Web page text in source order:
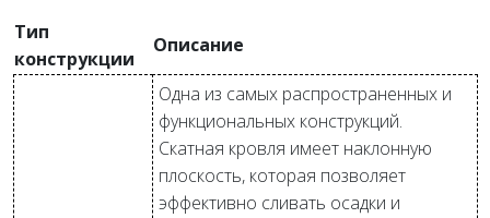
Тип
конструкции
Описание
Одна из самых распространенных и
функциональных конструкций.
Скатная кровля имеет наклонную
плоскость, которая позволяет
эффективно сливать осадки и